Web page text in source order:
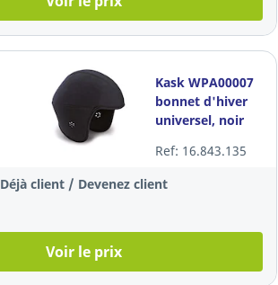
Kask WPA00007
bonnet d'hiver
universel, noir
Ref: 16.843.135
Déjà client / Devenez client
Voir le prix